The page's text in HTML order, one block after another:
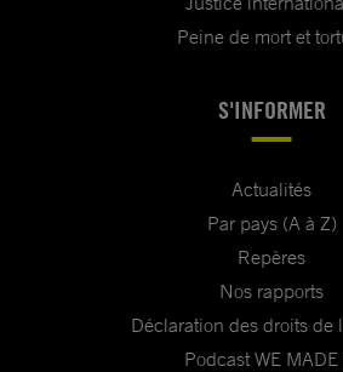
Peine de mort et
S'INFORMER
Actualités
Par pays (A à Z)
Repères
Nos rapports
Déclaration des droits de
Podcast WE MADE